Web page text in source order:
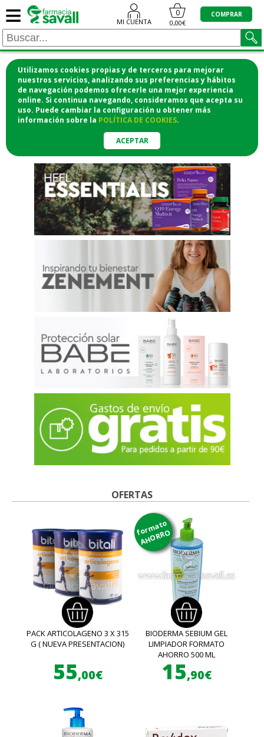
Utilizamos cookies propias y de terceros para mejorar
nuestros servicios, analizando sus preferencias y hábitos
de navegación podemos ofrecerle una mejor experiencia
online. Si continua navegando, consideramos que acepta su
uso. Puede cambiar la configuración u obtener más
información sobre la POLÍTICA DE COOKIES.
ACEPTAR
≡ MI CUENTA
0
0,00€
COMPRAR
¡COMPRA CÓMODAMENTE
DESDE CASA Y RECOGE EN LA
FARMACIA!o si lo prefieres te lo mandamos
a casa
OFERTAS
PACK ARTICOLAGENO 3 X 315
G ( NUEVA PRESENTACION)
55,00€
formato
AHORRO
BIODERMA SEBIUM GEL
LIMPIADOR FORMATO
AHORRO 500 ML
15,90€